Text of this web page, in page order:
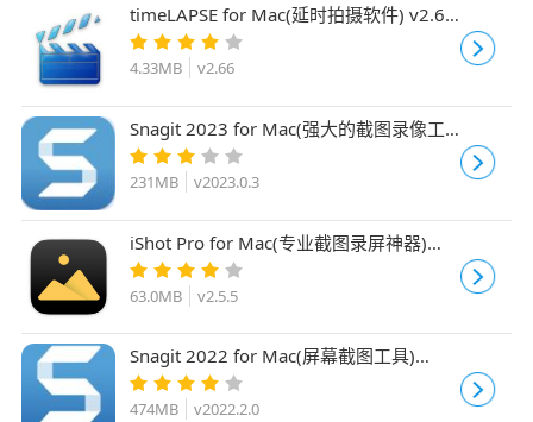
timeLAPSE for Mac(延时拍摄软件) v2.66
直装激活版
4.33MB v2.66
Snagit 2023 for Mac(强大的截图录像工
具) v2023.0.3多语言版
231MB v2023.0.3
iShot Pro for Mac(专业截图录屏神器)
v2.5.5 中文免费版
63.0MB v2.5.5
Snagit 2022 for Mac(屏幕截图工具)
v2022.2.0 苹果中文版
474MB v2022.2.0